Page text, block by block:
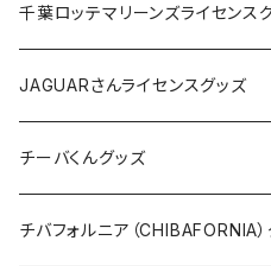
缶バッジ
ホテルキーホルダー
アクリルキーホルダー
ホテルキーホルダー
クリアファイル
Tシャツ
キャップ
バッグ
ステッカー
缶バッジ
Tシャツ
キャップ
バッグ
ステッカー
千葉ロッテマリーンズライセンス
ステッカー
ステッカー
ステッカー大
缶バッジ
缶バッジ32mm
エコバッグ
JAGUARさんライセンスグッズ
Tシャツ
ステッカー
チーバくんグッズ
Tシャツ
チバフォルニア（CHIBAFORNIA